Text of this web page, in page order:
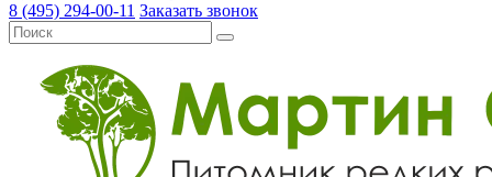
8 (495) 294-00-11 Заказать звонок